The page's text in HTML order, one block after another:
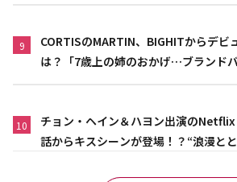
9
CORTISのMARTIN、BIGHITからデビ
は？「7歳上の姉のおかげ…ブランドバ
10
チョン・ヘイン＆ハヨン出演の
話からキスシーンが登場！？“浪漫と